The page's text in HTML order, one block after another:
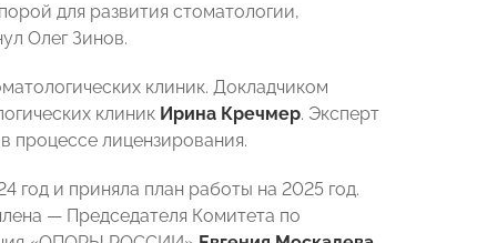
для развития стоматологии,
Олег Зинов.
клиник. Докладчиком
клиник Ирина Кречмер. Эксперт
процессе лицензирования.
год и приняла план работы на 2025 год.
— Председателя Комитета по